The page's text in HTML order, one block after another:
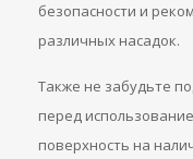
безопасности и
различных насадок.
Также не забудьте
перед
поверхность на